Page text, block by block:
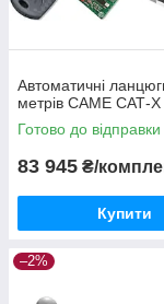
Автоматичні
метрів CAME САТ-X
Готово до відправки
83 945 ₴/
Купити
–2%